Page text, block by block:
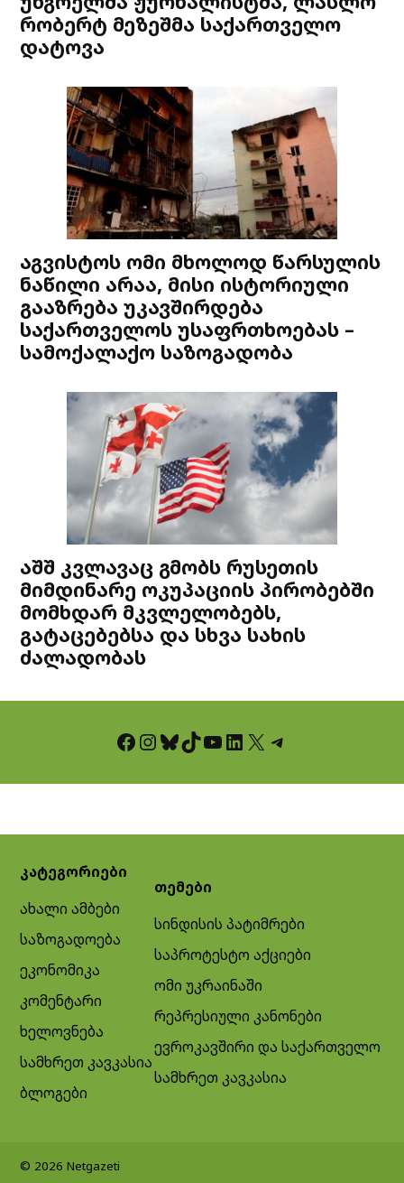
რობერტ მეზეშმა საქართველო
დატოვა
აგვისტოს ომი მხოლოდ წარსულის
ნაწილი არაა, მისი ისტორიული
გააზრება უკავშირდება
საქართველოს უსაფრთხოებას –
სამოქალაქო საზოგადობა
აშშ კვლავაც გმობს რუსეთის
მიმდინარე ოკუპაციის პირობებში
მომხდარ მკვლელობებს,
გატაცებებსა და სხვა სახის
ძალადობას
Facebook InstagramBluesky TikTok YouTube LinkedIn X Telegram
კატეგორიები
ახალი ამბები
საზოგადოება
ეკონომიკა
კომენტარი
ხელოვნება
სამხრეთ კავკასია
ბლოგები
თემები
სინდისის პატიმრები
საპროტესტო აქციები
ომი უკრაინაში
რეპრესიული კანონები
ევროკავშირი და საქართველო
სამხრეთ კავკასია
© 2026 Netgazeti